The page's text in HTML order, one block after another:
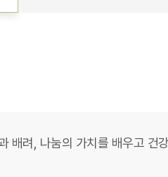
배려, 나눔의 가치를 배우고 건